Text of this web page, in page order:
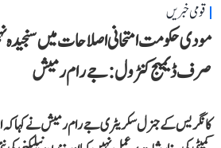
قومی خبریں
مودی حکومت امتحانی اصلاحات میں
صرف ڈیمیج کنٹرول: جے رام رمیش
کانگریس کے جنرل سکریٹری جے رام رمیش نے کہا کہ